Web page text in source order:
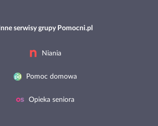
Inne serwisy grupy Pomocni.pl
Niania
Pomoc domowa
Opieka seniora